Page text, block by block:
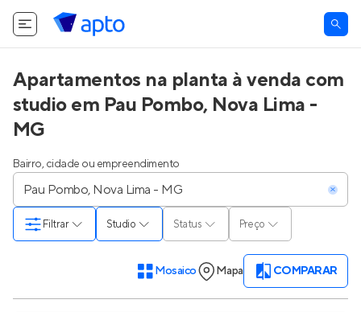
Apartamentos na planta à venda com
studio em Pau Pombo, Nova Lima -
MG
Bairro, cidade ou empreendimento
Studio Status Preço
Filtrar
Mosaico Mapa COMPARAR